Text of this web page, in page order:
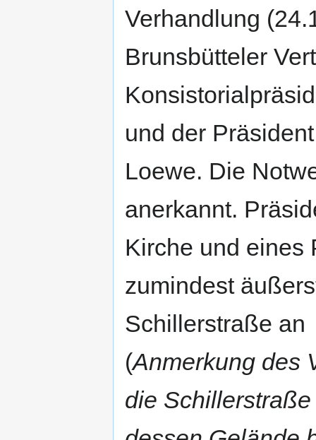
Verhandlung
Brunsbütteler
und der
Loewe. Die
anerkannt.
Kirche und eines
zumindest
Schillerstraße an
(Anmerkung des
die